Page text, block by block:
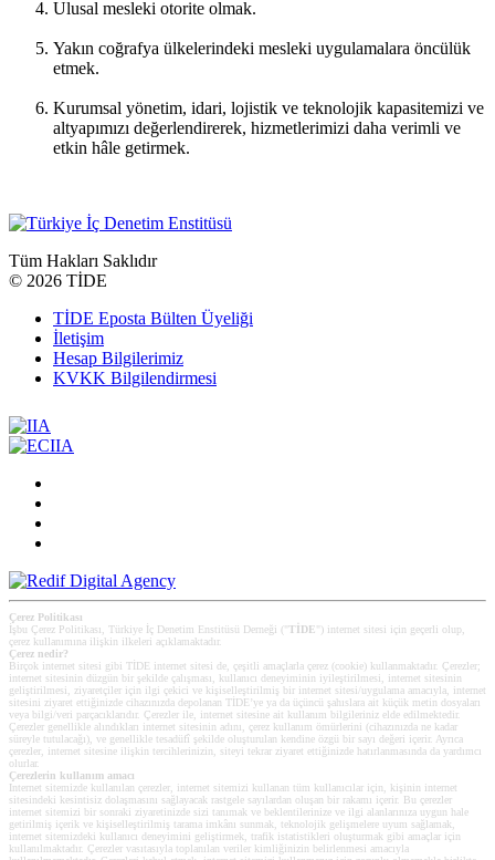
Ulusal mesleki otorite olmak.
Yakın coğrafya ülkelerindeki mesleki uygulamalara öncülük
etmek.
Kurumsal yönetim, idari, lojistik ve teknolojik kapasitemizi ve
altyapımızı değerlendirerek, hizmetlerimizi daha verimli ve
etkin hâle getirmek.
Tüm Hakları Saklıdır
© 2026 TİDE
TİDE Eposta Bülten Üyeliği
İletişim
Hesap Bilgilerimiz
KVKK Bilgilendirmesi
Çerez Politikası
İşbu Çerez Politikası, Türkiye İç Denetim Enstitüsü Derneği (" TİDE ") internet sitesi için geçerli olup,
çerez kullanımına ilişkin ilkeleri açıklamaktadır.
Çerez nedir?
Birçok internet sitesi gibi TİDE internet sitesi de, çeşitli amaçlarla çerez (cookie) kullanmaktadır. Çerezler;
internet sitesinin düzgün bir şekilde çalışması, kullanıcı deneyiminin iyileştirilmesi, internet sitesinin
geliştirilmesi, ziyaretçiler için ilgi çekici ve kişiselleştirilmiş bir internet sitesi/uygulama amacıyla, internet
sitesini ziyaret ettiğinizde cihazınızda depolanan TİDE’ye ya da üçüncü şahıslara ait küçük metin dosyaları
veya bilgi/veri parçacıklarıdır. Çerezler ile, internet sitesine ait kullanım bilgileriniz elde edilmektedir.
Çerezler genellikle alındıkları internet sitesinin adını, çerez kullanım ömürlerini (cihazınızda ne kadar
süreyle tutulacağı), ve genellikle tesadüfî şekilde oluşturulan kendine özgü bir sayı değeri içerir. Ayrıca
çerezler, internet sitesine ilişkin tercihlerinizin, siteyi tekrar ziyaret ettiğinizde hatırlanmasında da yardımcı
olurlar.
Çerezlerin kullanım amacı
Internet sitemizde kullanılan çerezler, internet sitemizi kullanan tüm kullanıcılar için, kişinin internet
sitesindeki kesintisiz dolaşmasını sağlayacak rastgele sayılardan oluşan bir rakamı içerir. Bu çerezler
internet sitemizi bir sonraki ziyaretinizde sizi tanımak ve beklentilerinize ve ilgi alanlarınıza uygun hale
getirilmiş içerik ve kişiselleştirilmiş tarama imkânı sunmak, teknolojik gelişmelere uyum sağlamak,
internet sitemizdeki kullanıcı deneyimini geliştirmek, trafik istatistikleri oluşturmak gibi amaçlar için
kullanılmaktadır. Çerezler vasıtasıyla toplanılan veriler kimliğinizin belirlenmesi amacıyla